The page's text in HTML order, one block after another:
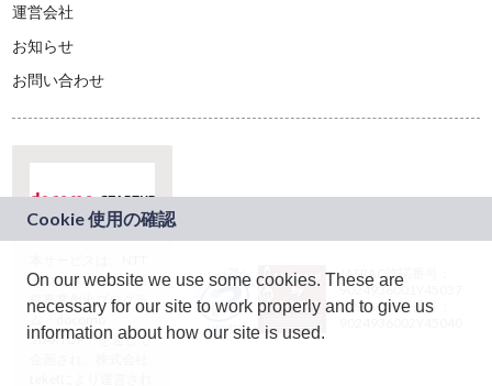
運営会社
お知らせ
お問い合わせ
ドコモグループの新
規事業創出プログラ
ム「docomo
STARTUP」を通じて
JASRAC許諾番号：
9024936001Y45037
JASRAC許諾番号：
On our website we use some cookies. These are
necessary for our site to work properly and to give us
information about how our site is used.